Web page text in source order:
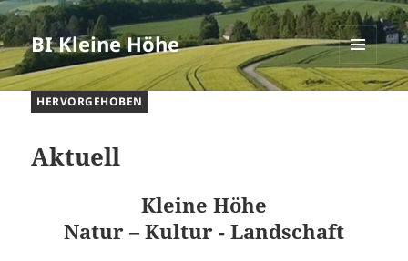
BI Kleine Höhe
MENÜ
UND
Aktuell
Kleine Höhe
Natur – Kultur ­- Landschaft
HERVORGEHOBEN